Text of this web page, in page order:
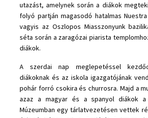
utazást, amelynek során a diákok
folyó partján magasodó hatalmas
vagyis az Oszlopos Miasszonyunk
séta során a zaragózai piarista
diákok.
A szerdai nap meglepetéssel
diákoknak és az iskola igazgatójának
pohár forró csokira és churrosra. Majd a
azaz a magyar és a spanyol diákok a
Múzeumban egy tárlatvezetésen vettek